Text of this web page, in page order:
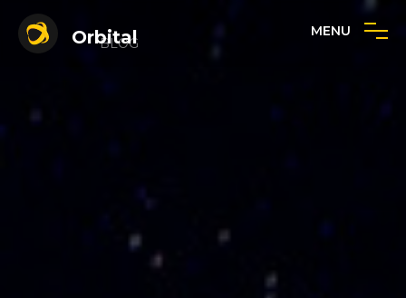
Orbital
BLOG
MENU